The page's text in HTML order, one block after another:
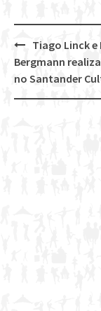
Post
navigation
Tiago Linck e
Bergmann
no Santander